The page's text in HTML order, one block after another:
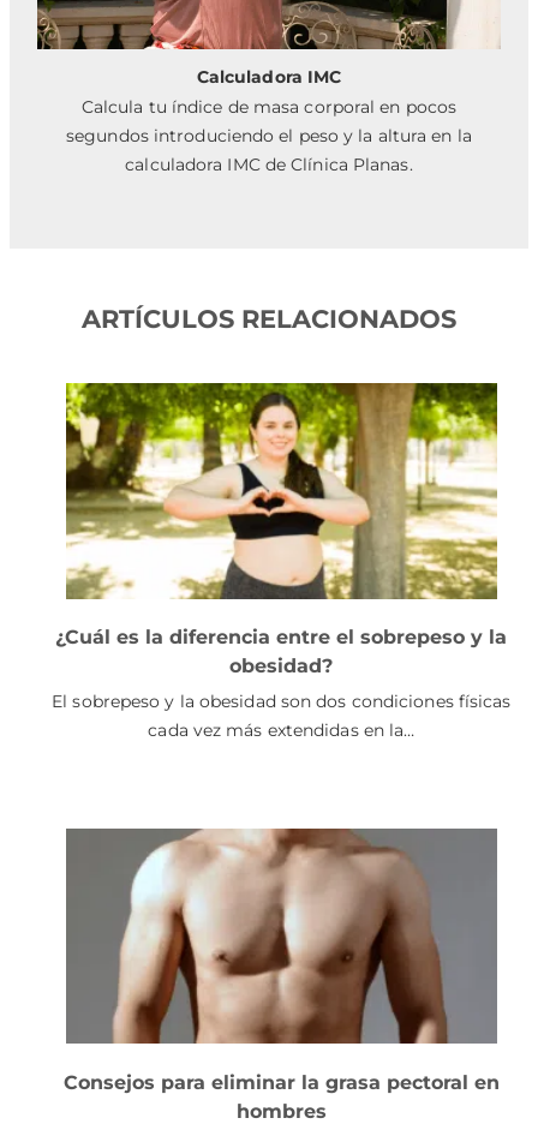
Calculadora IMC
Calcula tu índice de masa corporal en pocos
segundos introduciendo el peso y la altura en la
calculadora IMC de Clínica Planas.
ARTÍCULOS RELACIONADOS
¿Cuál es la diferencia entre el sobrepeso y la
obesidad?
El sobrepeso y la obesidad son dos condiciones físicas
cada vez más extendidas en la…
Consejos para eliminar la grasa pectoral en
hombres